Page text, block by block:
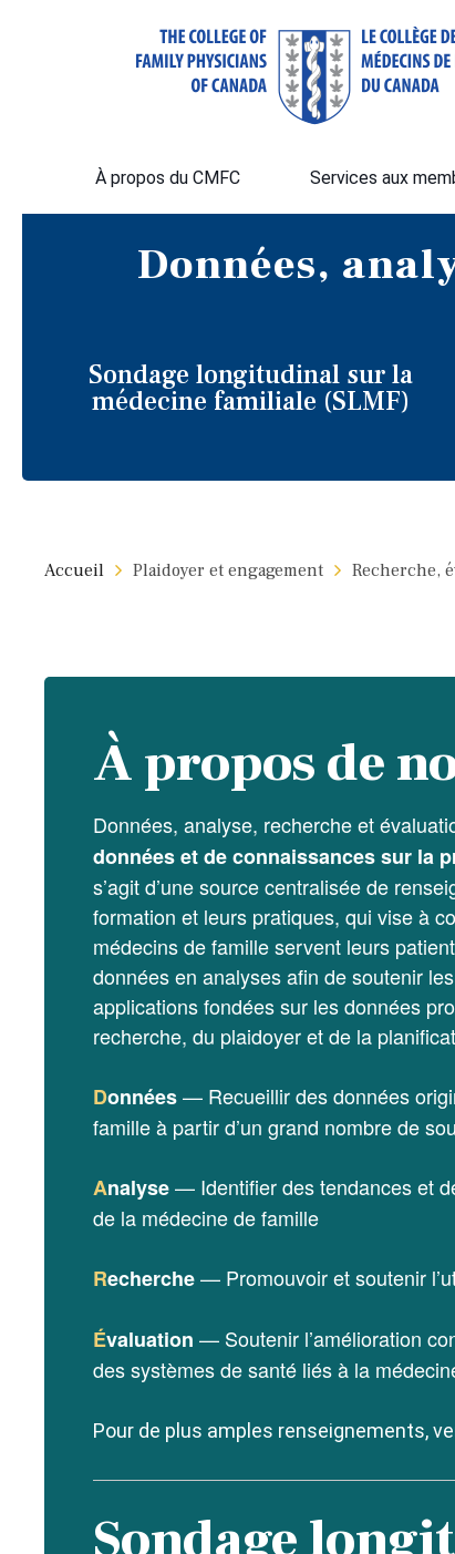
À propos du CMFC Services aux
Données,
Sondage longitudinal sur la
médecine familiale (SLMF)
Accueil Plaidoyer et engagement Recherche,
À propos de
Données, analyse, recherche et
données et de connaissances sur la
s’agit d’une source centralisée de
formation et leurs pratiques, qui vise à
médecins de famille servent leurs
données en analyses afin de soutenir
applications fondées sur les données
recherche, du plaidoyer et de la
Données— Recueillir des données
famille à partir d’un grand nombre de
Analyse— Identifier des tendances et
de la médecine de famille
Recherche— Promouvoir et soutenir
Évaluation — Soutenir l’amélioration
des systèmes de santé liés à la
Pour de plus amples renseignements,
Sondage